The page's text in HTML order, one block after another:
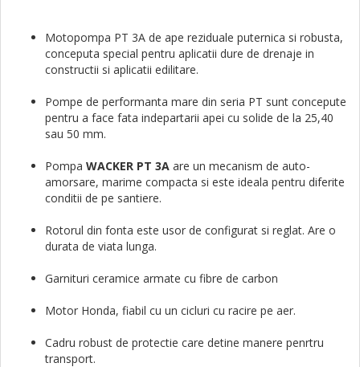
Motopompa PT 3A de ape reziduale puternica si robusta,
conceputa special pentru aplicatii dure de drenaje in
constructii si aplicatii edilitare.
Pompe de performanta mare din seria PT sunt concepute
pentru a face fata indepartarii apei cu solide de la 25,40
sau 50 mm.
Pompa WACKER PT 3A are un mecanism de auto-
amorsare, marime compacta si este ideala pentru diferite
conditii de pe santiere.
Rotorul din fonta este usor de configurat si reglat. Are o
durata de viata lunga.
Garnituri ceramice armate cu fibre de carbon
Motor Honda, fiabil cu un cicluri cu racire pe aer.
Cadru robust de protectie care detine manere penrtru
transport.